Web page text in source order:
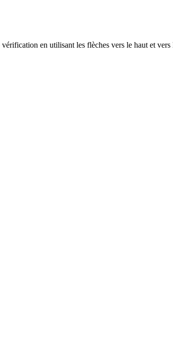
en utilisant les flèches vers le haut et